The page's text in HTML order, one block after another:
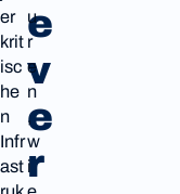
er
krit
isc
he
n
Infr
ast
e
v
e
r
u
r
e
n
,
w
i